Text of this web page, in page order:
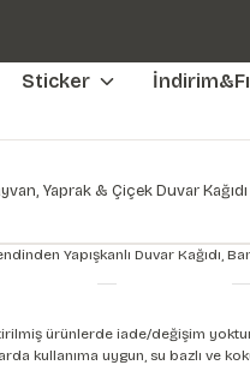
Sticker
Yaprak & Çiçek Duvar Kağıdı
ürünlerde iade/değişim
kullanıma uygun, su bazlı ve